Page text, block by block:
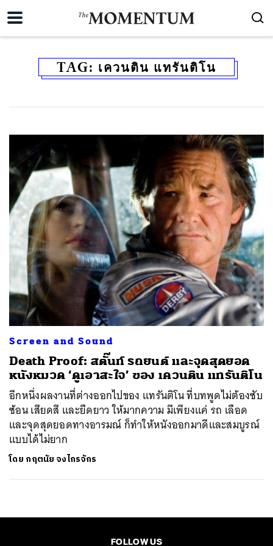
TAG: เควนติน แทรันติโน
Screen and Sound
Death Proof: สตั๊นท์ รถยนต์ และจุดสุดยอด
หนังหมวด ‘ดูเอาสะใจ’ ของ เควนติน แทรันติโน
อีกหนึ่งผลงานที่ต่างออกไปของ แทรันติโน ที่บทพูดไม่ต้องซับ
ซ้อน เสียดสี และยืดยาว ให้มากความ มีเพียงแค่ รถ เลือด
และจุดสุดยอดทางอารมณ์ ก็ทำให้หนังออกมาดีและสมบูรณ์
แบบได้ไม่ยาก
โดย กฤตนัย จงไกรจักร
FOLLOW US
ค้นหา
SHARE TWEET LINE EMAIL